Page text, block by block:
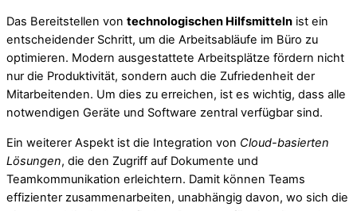
Das Bereitstellen von technologischen Hilfsmitteln ist ein
entscheidender Schritt, um die Arbeitsabläufe im Büro zu
optimieren. Modern ausgestattete Arbeitsplätze fördern nicht
nur die Produktivität, sondern auch die Zufriedenheit der
Mitarbeitenden. Um dies zu erreichen, ist es wichtig, dass alle
notwendigen Geräte und Software zentral verfügbar sind.
Ein weiterer Aspekt ist die Integration von Cloud-basierten
Lösungen, die den Zugriff auf Dokumente und
Teamkommunikation erleichtern. Damit können Teams
effizienter zusammenarbeiten, unabhängig davon, wo sich die